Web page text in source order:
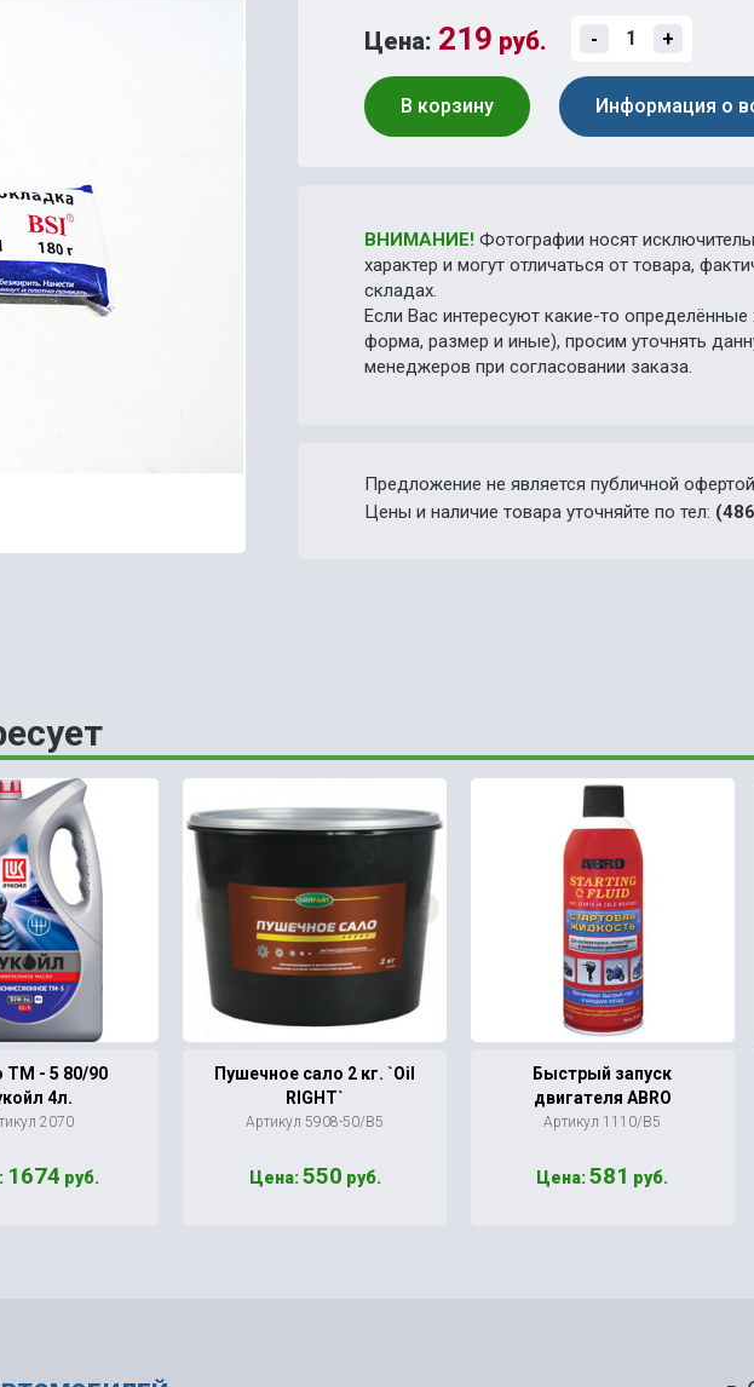
Цена: 219 руб. - +
В корзину Информация о
ВНИМАНИЕ!Фотографии носят
характер и могут отличаться от товара,
складах.
Если Вас интересуют какие-то определённые
форма, размер и иные), просим уточнять
менеджеров при согласовании заказа.
Предложение не является публичной
Цены и наличие товара уточняйте по тел:
ТМ - 5 80/90
4л.
2070
1674 руб.
Пушечное сало 2 кг. `Oil
RIGHT`
Артикул 5908-50/В5
Цена:550 руб.
Быстрый запуск
двигателя ABRO
Артикул 1110/В5
Цена:581 руб.